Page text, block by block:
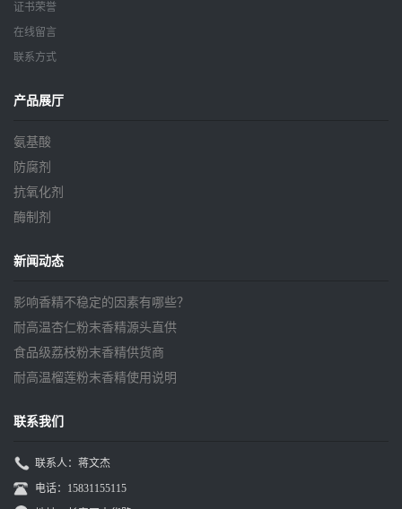
证书荣誉
在线留言
联系方式
产品展厅
氨基酸
防腐剂
抗氧化剂
酶制剂
新闻动态
影响香精不稳定的因素有哪些？
耐高温杏仁粉末香精源头直供
食品级荔枝粉末香精供货商
耐高温榴莲粉末香精使用说明
联系我们
联系人：蒋文杰
电话：15831155115